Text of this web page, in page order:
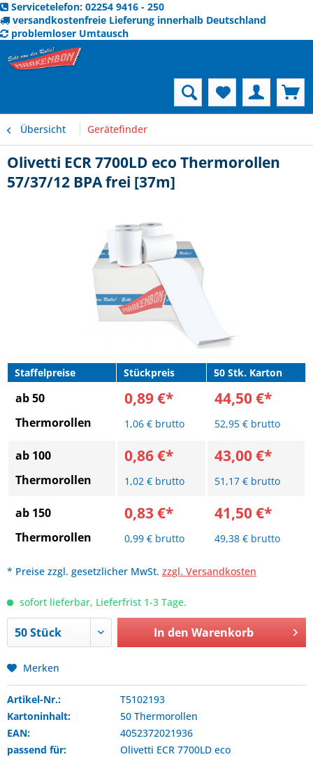
Servicetelefon: 02254 9416 - 250
versandkostenfreie Lieferung innerhalb Deutschland
problemloser Umtausch
Übersicht Gerätefinder
Olivetti ECR 7700LD eco Thermorollen
57/37/12 BPA frei [37m]
Staffelpreise Stückpreis 50 Stk. Karton
ab 50
Thermorollen
0,89 €*
1,06 € brutto
44,50 €*
52,95 € brutto
ab 100
Thermorollen
0,86 €*
1,02 € brutto
43,00 €*
51,17 € brutto
ab 150
Thermorollen
0,83 €*
0,99 € brutto
41,50 €*
49,38 € brutto
* Preise zzgl. gesetzlicher MwSt. zzgl. Versandkosten
sofort lieferbar, Lieferfrist 1-3 Tage.
In den Warenkorb
Merken
Artikel-Nr.:
T5102193
Kartoninhalt:
50 Thermorollen
EAN:
4052372021936
passend für:
Olivetti ECR 7700LD eco